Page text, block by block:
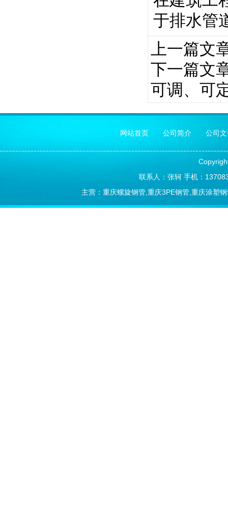
于排水管
上一篇文
下一篇文
可调、可
网站首页 公司简介 公司
联系人：张轲 手机：
主营：重庆螺旋钢管,重庆3PE钢管,重庆涂塑